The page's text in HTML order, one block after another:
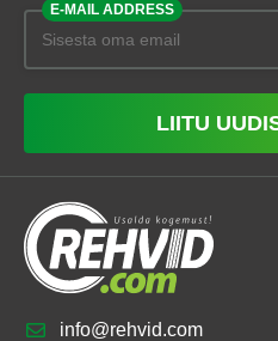
E-MAIL ADDRESS
LIITU
info@rehvid.com